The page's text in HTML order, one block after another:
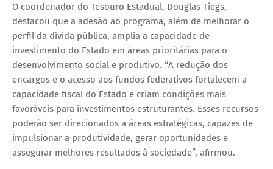
O coordenador do Tesouro Estadual, Douglas Tiegs,
destacou que a adesão ao programa, além de melhorar o
perfil da dívida pública, amplia a capacidade de
investimento do Estado em áreas prioritárias para o
desenvolvimento social e produtivo. “A redução dos
encargos e o acesso aos fundos federativos fortalecem a
capacidade fiscal do Estado e criam condições mais
favoráveis para investimentos estruturantes. Esses recursos
poderão ser direcionados a áreas estratégicas, capazes de
impulsionar a produtividade, gerar oportunidades e
assegurar melhores resultados à sociedade”, afirmou.